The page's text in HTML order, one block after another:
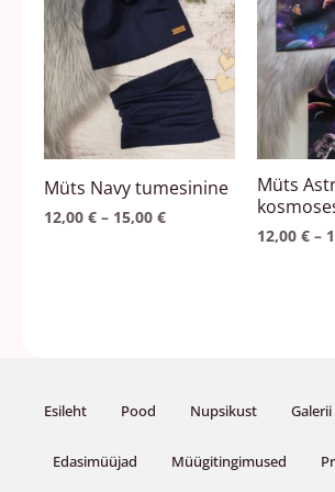
Müts Navy tumesinine
12,00 € – 15,00 €
15,00 €
on
mitu
varianti.
Valikuid
saab
teha
tootelehel.
Müts
12,00 € –
on
mitu
varianti.
Valikuid
saab
teha
Esileht Pood Nupsikust Galerii
Edasimüüjad Müügitingimused